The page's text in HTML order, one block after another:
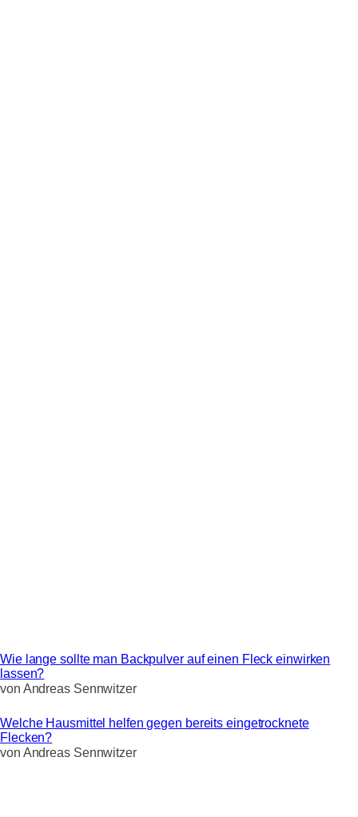
Wie lange sollte man Backpulver auf einen Fleck einwirken
lassen?
von Andreas Sennwitzer
Welche Hausmittel helfen gegen bereits eingetrocknete
Flecken?
von Andreas Sennwitzer